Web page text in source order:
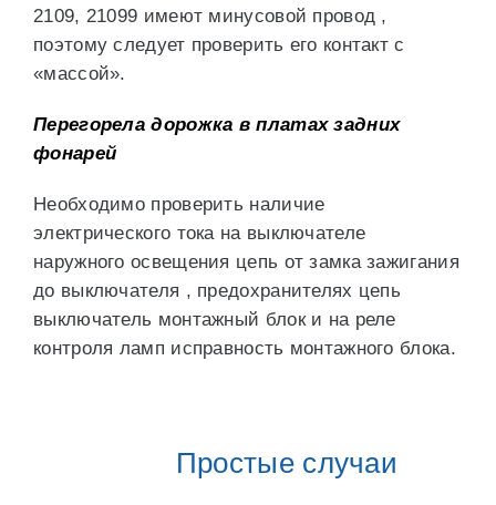
2109, 21099 имеют минусовой провод ,
поэтому следует проверить его контакт с
«массой».
Перегорела дорожка в платах задних
фонарей
Необходимо проверить наличие
электрического тока на выключателе
наружного освещения цепь от замка зажигания
до выключателя , предохранителях цепь
выключатель монтажный блок и на реле
контроля ламп исправность монтажного блока.
Простые случаи